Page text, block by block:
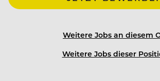
Weitere Jobs an diesem
Weitere Jobs dieser